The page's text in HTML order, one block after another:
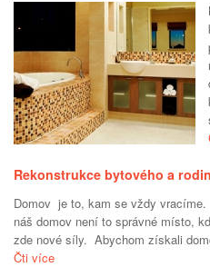
Rekonstrukce bytového a
Domov je to, kam se vždy
náš domov není to správné místo,
zde nové síly. Abychom získali
Čti více